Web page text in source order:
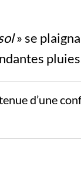
» se
d’une